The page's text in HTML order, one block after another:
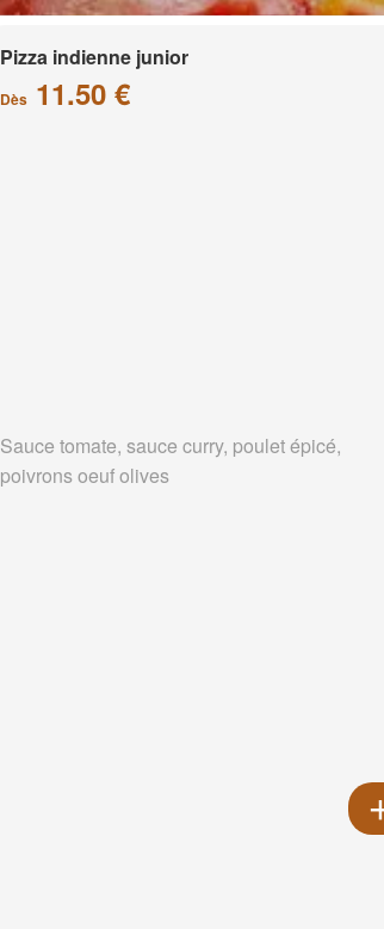
Pizza indienne junior
Dès11.50 €
Sauce tomate, sauce curry, poulet épicé,
poivrons oeuf olives